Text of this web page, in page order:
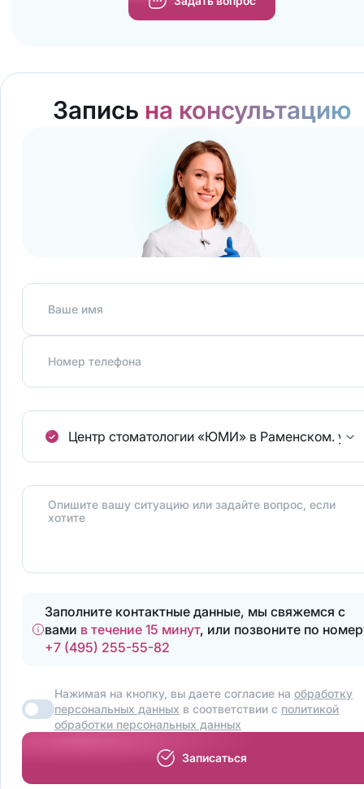
Запись на консультацию
Ваше имя
Номер телефона
Центр стоматологии «ЮМИ» в Раменском. ул.
Опишите вашу ситуацию или задайте вопрос, если
хотите
Заполните контактные данные, мы свяжемся с
вами в течение 15 минут, или позвоните по
+7 (495) 255-55-82
Нажимая на кнопку, вы даете согласие наобработку
персональных данных в соответствии с политикой
обработки персональных данных
Записаться